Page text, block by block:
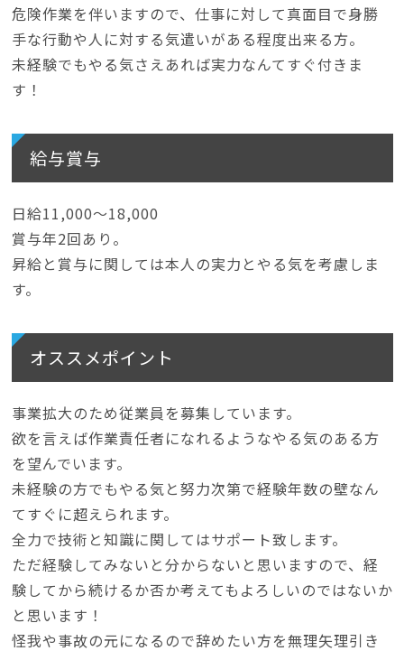
危険作業を伴いますので、仕事に対して真面目で身勝
手な行動や人に対する気遣いがある程度出来る方。
未経験でもやる気さえあれば実力なんてすぐ付きま
す！
給与賞与
日給11,000〜18,000
賞与年2回あり。
昇給と賞与に関しては本人の実力とやる気を考慮しま
す。
オススメポイント
事業拡大のため従業員を募集しています。
欲を言えば作業責任者になれるようなやる気のある方
を望んでいます。
未経験の方でもやる気と努力次第で経験年数の壁なん
てすぐに超えられます。
全力で技術と知識に関してはサポート致します。
ただ経験してみないと分からないと思いますので、経
験してから続けるか否か考えてもよろしいのではないか
と思います！
怪我や事故の元になるので辞めたい方を無理矢理引き